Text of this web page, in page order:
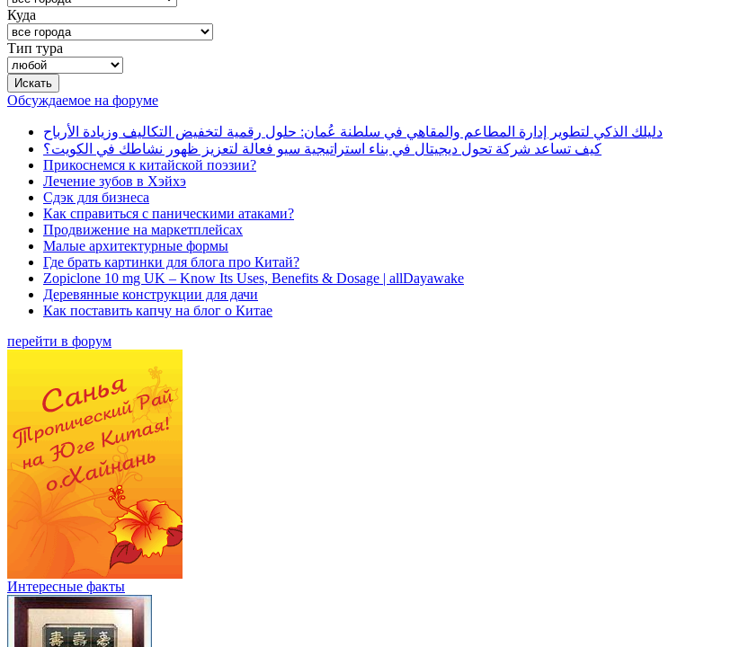
Куда
Тип тура
Обсуждаемое на форуме
دليلك الذكي لتطوير إدارة المطاعم والمقاهي في سلطنة عُمان: حلول رقمية لتخفيض التكاليف وزيادة الأرباح
كيف تساعد شركة تحول ديجيتال في بناء استراتيجية سيو فعالة لتعزيز ظهور نشاطك في الكويت؟
Прикоснемся к китайской поэзии?
Лечение зубов в Хэйхэ
Сдэк для бизнеса
Как справиться с паническими атаками?
Продвижение на маркетплейсах
Малые архитектурные формы
Где брать картинки для блога про Китай?
Zopiclone 10 mg UK – Know Its Uses, Benefits & Dosage | allDayawake
Деревянные конструкции для дачи
Как поставить капчу на блог о Китае
перейти в форум
Интересные факты